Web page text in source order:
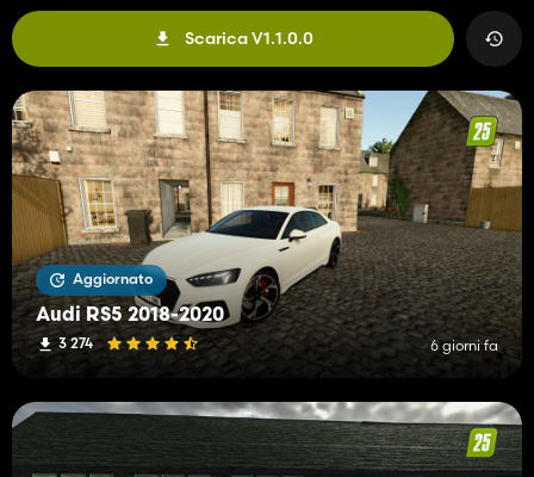
Scarica V1.1.0.0
Aggiornato
Audi RS5 2018-2020
3 274 6 giorni fa